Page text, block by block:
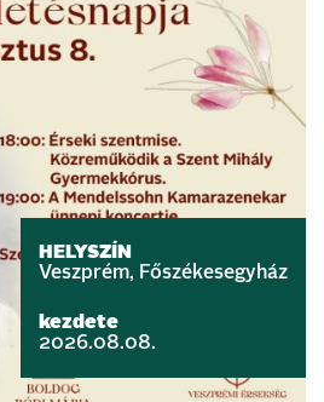
HELYSZÍN
Veszprém, Főszékesegyház
kezdete
2026.08.08.